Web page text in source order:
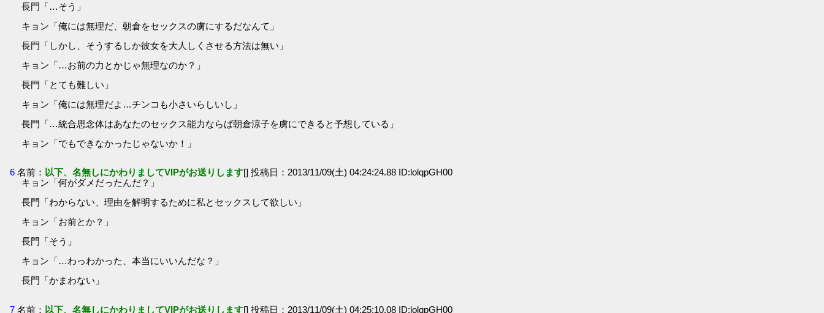
長門「…そう」
キョン「俺には無理だ、朝倉をセックスの虜にするだなんて」
長門「しかし、そうするしか彼女を大人しくさせる方法は無い」
キョン「…お前の力とかじゃ無理なのか？」
長門「とても難しい」
キョン「俺には無理だよ…チンコも小さいらしいし」
長門「…統合思念体はあなたのセックス能力ならば朝倉涼子を虜にできると予想している」
キョン「でもできなかったじゃないか！」
6 名前： 以下、名無しにかわりましてVIPがお送りします[] 投稿日：2013/11/09(土) 04:24:24.88 ID:lolqpGH00
キョン「何がダメだったんだ？」
長門「わからない、理由を解明するために私とセックスして欲しい」
キョン「お前とか？」
長門「そう」
キョン「…わっわかった、本当にいいんだな？」
長門「かまわない」
7 名前： 以下、名無しにかわりましてVIPがお送りします[] 投稿日：2013/11/09(土) 04:25:10.08 ID:lolqpGH00